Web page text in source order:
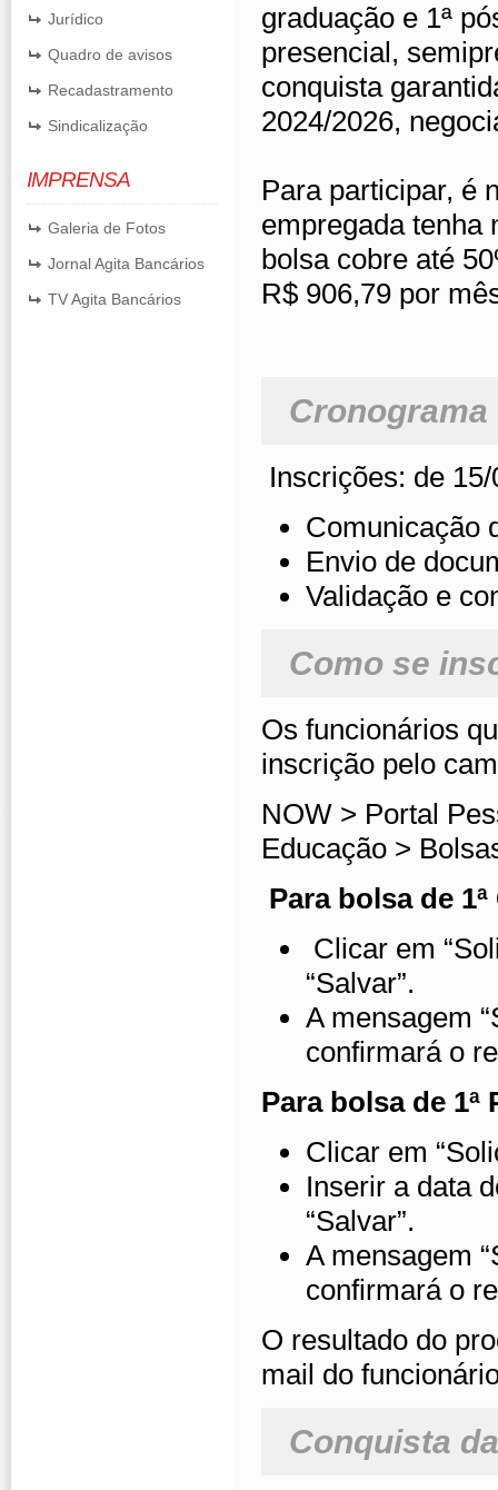
Jurídico
Quadro de avisos
Recadastramento
Sindicalização
IMPRENSA
Galeria de Fotos
Jornal Agita Bancários
TV Agita Bancários
graduação e 1ª
presencial,
conquista
2024/2026,
Para participar, é
empregada tenha
bolsa cobre até
R$ 906,79 por
Cronograma
Inscrições: de
Comunicação
Envio de
Validação e
Como se
Os funcionários
inscrição pelo
NOW > Portal
Educação >
Para bolsa de
Clicar em
“Salvar”.
A mensagem
confirmará o
Para bolsa de 1ª
Clicar em
Inserir a data
“Salvar”.
A mensagem
confirmará o
O resultado do
mail do
Conquista